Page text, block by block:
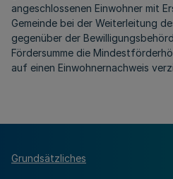
angeschlossenen Einwohner mit
Gemeinde bei der Weiterleitung
gegenüber der
Fördersumme die
auf einen Einwohnernachweis
Grundsätzliches